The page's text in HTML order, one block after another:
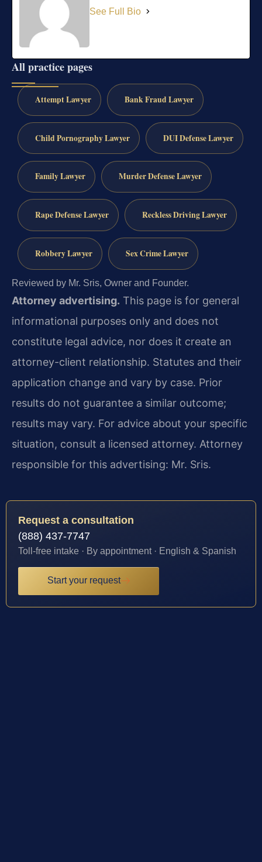
See Full Bio
All practice pages
Attempt Lawyer Bank Fraud Lawyer
Child Pornography Lawyer DUI Defense Lawyer
Family Lawyer Murder Defense Lawyer
Rape Defense Lawyer Reckless Driving Lawyer
Robbery Lawyer Sex Crime Lawyer
Reviewed by Mr. Sris, Owner and Founder.
Attorney advertising. This page is for general
informational purposes only and does not
constitute legal advice, nor does it create an
attorney-client relationship. Statutes and their
application change and vary by case. Prior
results do not guarantee a similar outcome;
results may vary. For advice about your specific
situation, consult a licensed attorney. Attorney
responsible for this advertising: Mr. Sris.
Request a consultation
(888) 437-7747
Toll-free intake · By appointment · English & Spanish
Start your request